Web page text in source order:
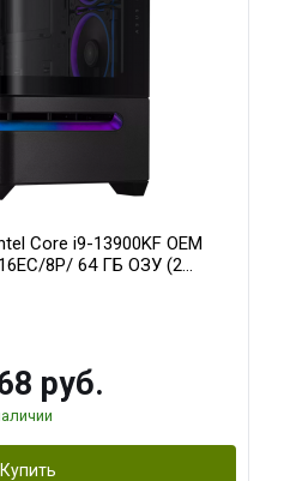
Core i9-13900KF OEM
8P/ 64 ГБ ОЗУ (2
OC 16GB GDDR7
руб.
Купить